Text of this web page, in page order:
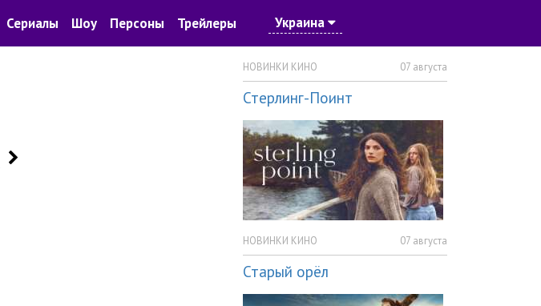
Сериалы Шоу Персоны Трейлеры Украина
НОВИНКИ КИНО 07 августа
Стерлинг-Поинт
НОВИНКИ КИНО 07 августа
Старый орёл